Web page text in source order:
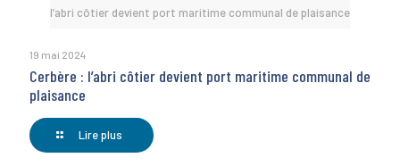
l’abri côtier devient port maritime communal de plaisance
19 mai 2024
Cerbère : l’abri côtier devient port maritime communal de
plaisance
Lire plus